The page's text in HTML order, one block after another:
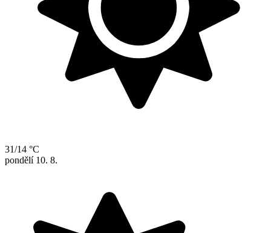
31/14 °C
pondělí 10. 8.